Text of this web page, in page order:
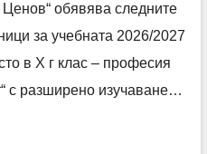
обявява следните
за учебната 2026/2027
в Х г клас – професия
с разширено изучаване…